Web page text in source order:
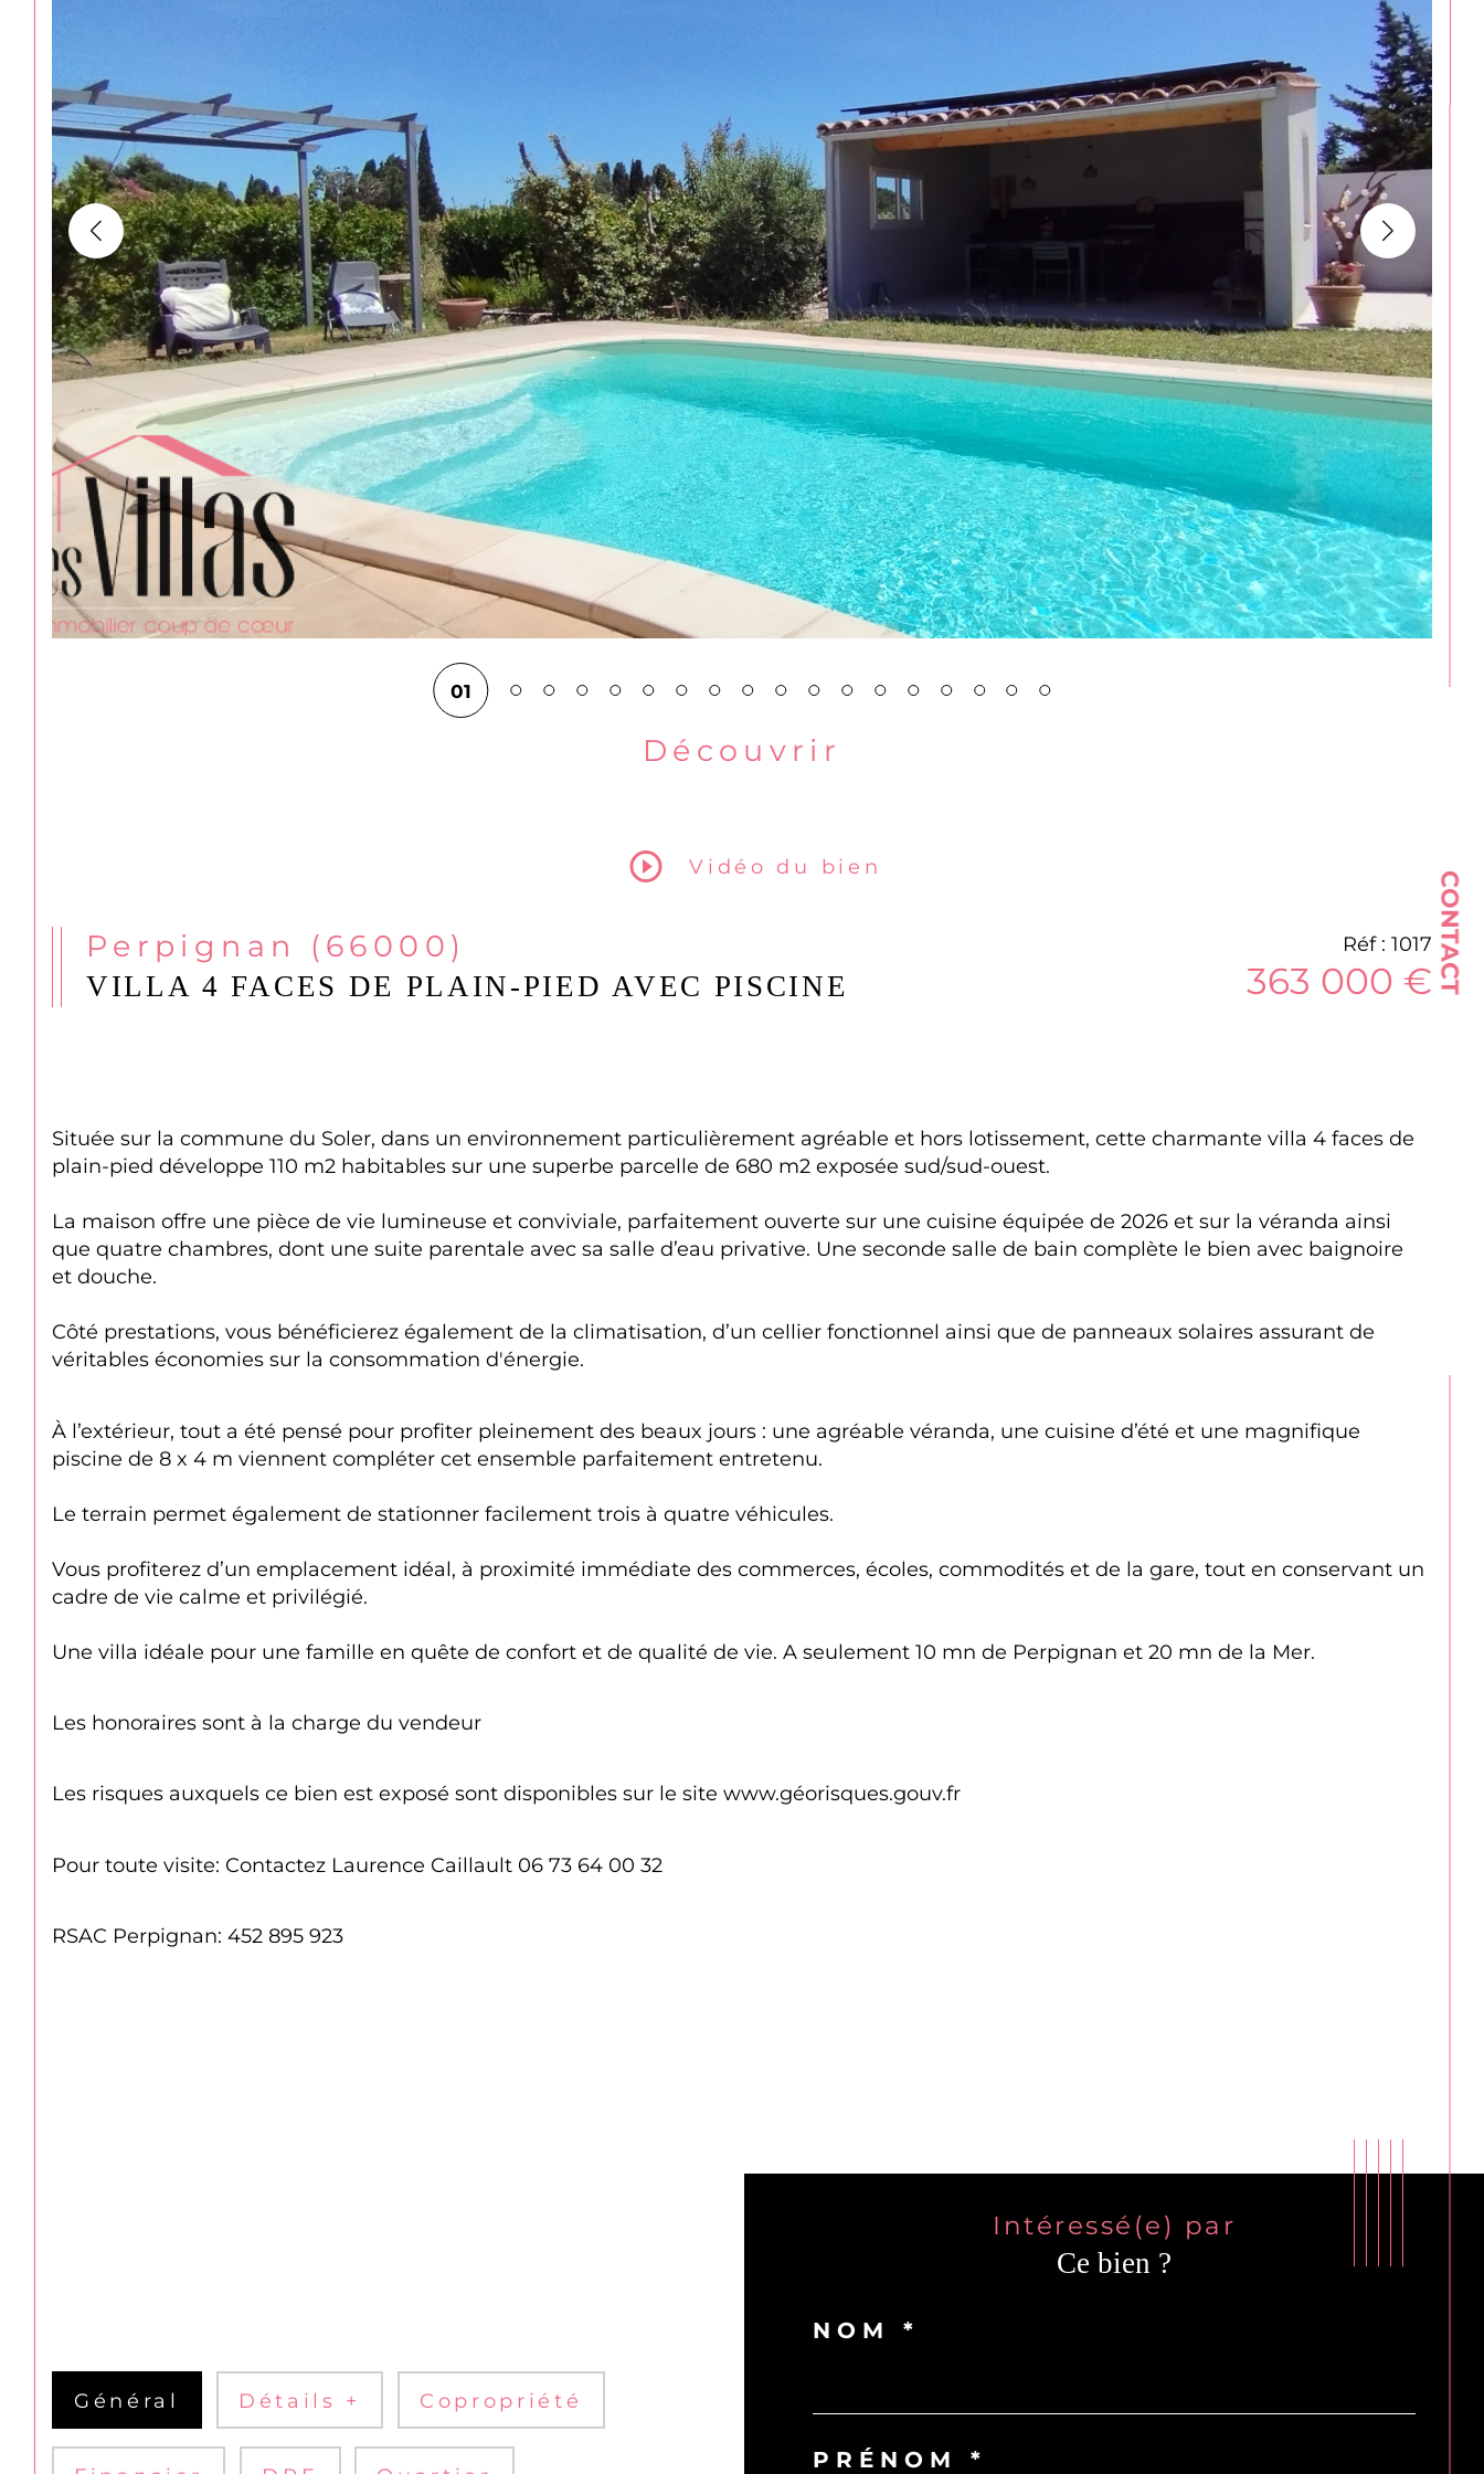
CONTACT
01
Découvrir
Vidéo du bien
Perpignan (66000)
VILLA 4 FACES DE PLAIN-PIED AVEC PISCINE
Réf : 1017
363 000 €
Située sur la commune du Soler, dans un environnement particulièrement agréable et hors lotissement, cette charmante villa 4 faces de
plain-pied développe 110 m2 habitables sur une superbe parcelle de 680 m2 exposée sud/sud-ouest.
La maison offre une pièce de vie lumineuse et conviviale, parfaitement ouverte sur une cuisine équipée de 2026 et sur la véranda ainsi
que quatre chambres, dont une suite parentale avec sa salle d’eau privative. Une seconde salle de bain complète le bien avec baignoire
et douche.
Côté prestations, vous bénéficierez également de la climatisation, d’un cellier fonctionnel ainsi que de panneaux solaires assurant de
véritables économies sur la consommation d'énergie.
À l’extérieur, tout a été pensé pour profiter pleinement des beaux jours : une agréable véranda, une cuisine d’été et une magnifique
piscine de 8 x 4 m viennent compléter cet ensemble parfaitement entretenu.
Le terrain permet également de stationner facilement trois à quatre véhicules.
Vous profiterez d’un emplacement idéal, à proximité immédiate des commerces, écoles, commodités et de la gare, tout en conservant un
cadre de vie calme et privilégié.
Une villa idéale pour une famille en quête de confort et de qualité de vie. A seulement 10 mn de Perpignan et 20 mn de la Mer.
Les honoraires sont à la charge du vendeur
Les risques auxquels ce bien est exposé sont disponibles sur le site www.géorisques.gouv.fr
Pour toute visite: Contactez Laurence Caillault 06 73 64 00 32
RSAC Perpignan: 452 895 923
Général Détails + Copropriété
Intéressé(e) par
Ce bien ?
NOM *
PRÉNOM *